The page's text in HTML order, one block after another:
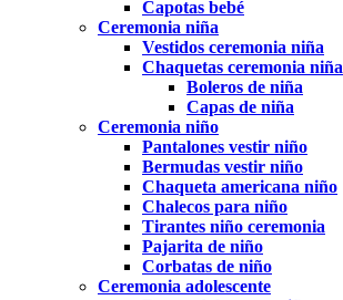
Capotas bebé
Ceremonia niña
Vestidos ceremonia niña
Chaquetas ceremonia niña
Boleros de niña
Capas de niña
Ceremonia niño
Pantalones vestir niño
Bermudas vestir niño
Chaqueta americana niño
Chalecos para niño
Tirantes niño ceremonia
Pajarita de niño
Corbatas de niño
Ceremonia adolescente